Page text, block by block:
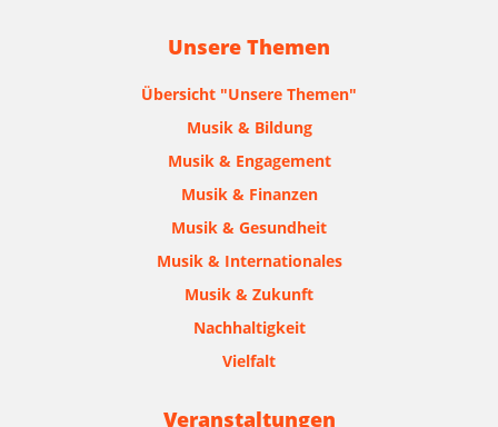
Unsere Themen
Übersicht "Unsere Themen"
Musik & Bildung
Musik & Engagement
Musik & Finanzen
Musik & Gesundheit
Musik & Internationales
Musik & Zukunft
Nachhaltigkeit
Vielfalt
Veranstaltungen